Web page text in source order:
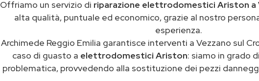
Offriamo un servizio di riparazione elettrodomestici Ariston a
alta qualità, puntuale ed economico, grazie al nostro
esperienza.
Archimede Reggio Emilia garantisce interventi a Vezzano sul
caso di guasto a elettrodomestici Ariston: siamo in grado
problematica, provvedendo alla sostituzione dei pezzi